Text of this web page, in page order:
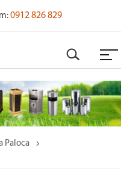
0912 826 829
Paloca